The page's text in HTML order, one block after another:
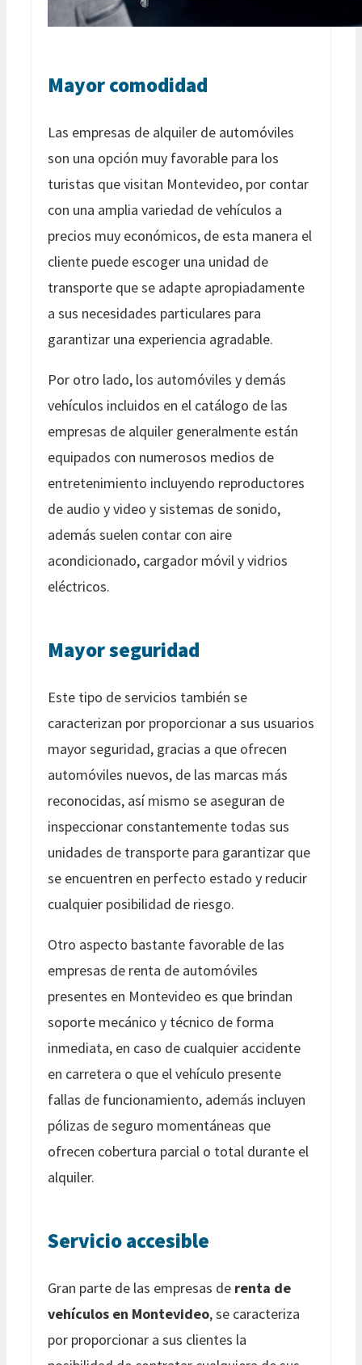
Mayor comodidad
Las empresas de alquiler de automóviles
son una opción muy favorable para los
turistas que visitan Montevideo, por contar
con una amplia variedad de vehículos a
precios muy económicos, de esta manera el
cliente puede escoger una unidad de
transporte que se adapte apropiadamente
a sus necesidades particulares para
garantizar una experiencia agradable.
Por otro lado, los automóviles y demás
vehículos incluidos en el catálogo de las
empresas de alquiler generalmente están
equipados con numerosos medios de
entretenimiento incluyendo reproductores
de audio y video y sistemas de sonido,
además suelen contar con aire
acondicionado, cargador móvil y vidrios
eléctricos.
Mayor seguridad
Este tipo de servicios también se
caracterizan por proporcionar a sus usuarios
mayor seguridad, gracias a que ofrecen
automóviles nuevos, de las marcas más
reconocidas, así mismo se aseguran de
inspeccionar constantemente todas sus
unidades de transporte para garantizar que
se encuentren en perfecto estado y reducir
cualquier posibilidad de riesgo.
Otro aspecto bastante favorable de las
empresas de renta de automóviles
presentes en Montevideo es que brindan
soporte mecánico y técnico de forma
inmediata, en caso de cualquier accidente
en carretera o que el vehículo presente
fallas de funcionamiento, además incluyen
pólizas de seguro momentáneas que
ofrecen cobertura parcial o total durante el
alquiler.
Servicio accesible
Gran parte de las empresas de renta de
vehículos en Montevideo, se caracteriza
por proporcionar a sus clientes la